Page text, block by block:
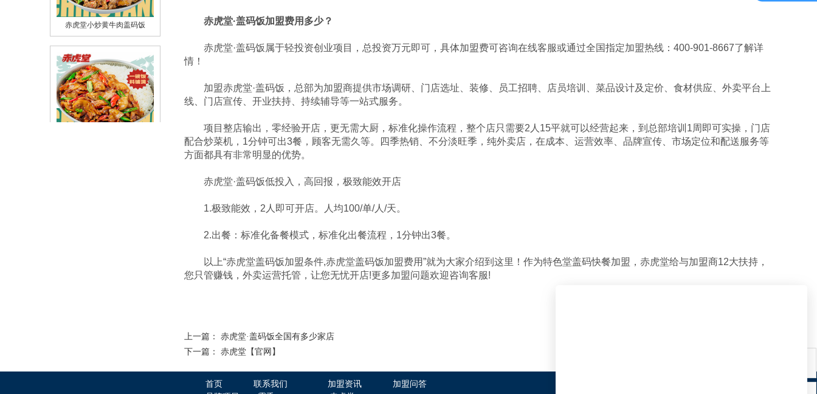
赤虎堂·盖码饭加盟费用多少？
赤虎堂·盖码饭属于轻投资创业项目，总投资万元即可，具体加盟费可咨询在线客服或通过全国指定加盟热线：400-901-8667了解详
情！
加盟赤虎堂·盖码饭，总部为加盟商提供市场调研、门店选址、装修、员工招聘、店员培训、菜品设计及定价、食材供应、外卖平台上
线、门店宣传、开业扶持、持续辅导等一站式服务。
项目整店输出，零经验开店，更无需大厨，标准化操作流程，整个店只需要2人15平就可以经营起来，到总部培训1周即可实操，门店
配合炒菜机，1分钟可出3餐，顾客无需久等。四季热销、不分淡旺季，纯外卖店，在成本、运营效率、品牌宣传、市场定位和配送服务等
方面都具有非常明显的优势。
赤虎堂·盖码饭低投入，高回报，极致能效开店
1.极致能效，2人即可开店。人均100/单/人/天。
2.出餐：标准化备餐模式，标准化出餐流程，1分钟出3餐。
以上“赤虎堂盖码饭加盟条件,赤虎堂盖码饭加盟费用”就为大家介绍到这里！作为特色堂盖码快餐加盟，赤虎堂给与加盟商12大扶持，
您只管赚钱，外卖运营托管，让您无忧开店!更多加盟问题欢迎咨询客服!
上一篇： 赤虎堂·盖码饭全国有多少家店
下一篇： 赤虎堂【官网】
赤虎堂小炒黄牛肉盖码饭
首页 联系我们 加盟资讯
加盟问答